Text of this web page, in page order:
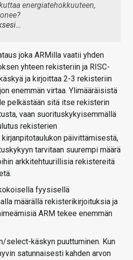
energiatehokkuuteen,
joka ARMilla vaatii yhden
yhteen rekisteriin ja RISC-
ja kirjoittaa 2-3 rekisteriin
enemmän virtaa. Ylimääräisistä
pelkästään sitä itse rekisterin
vaan suorituskykyisemmällä
rekisterien
päivittämisestä,
tarvitaan suurempi määrä
arkkitehtuurillisia rekistereitä
fyysisellä
määrällä rekisterikirjoituksia ja
ARM tekee enemmän
select-käskyn puuttuminen. Kun
satunnaisesti kahden arvon